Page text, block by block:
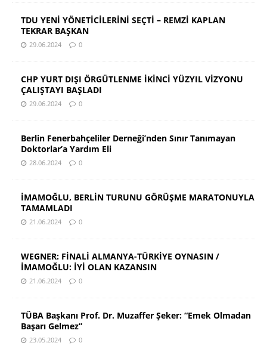
TDU YENİ YÖNETİCİLERİNİ SEÇTİ – REMZİ KAPLAN
TEKRAR BAŞKAN
29.06.2024 0
CHP YURT DIŞI ÖRGÜTLENME İKİNCİ YÜZYIL VİZYONU
ÇALIŞTAYI BAŞLADI
29.06.2024 0
Berlin Fenerbahçeliler Derneği’nden Sınır Tanımayan
Doktorlar’a Yardım Eli
28.06.2024 0
İMAMOĞLU, BERLİN TURUNU GÖRÜŞME MARATONUYLA
TAMAMLADI
21.06.2024 0
WEGNER: FİNALİ ALMANYA-TÜRKİYE OYNASIN /
İMAMOĞLU: İYİ OLAN KAZANSIN
21.06.2024 0
TÜBA Başkanı Prof. Dr. Muzaffer Şeker: “Emek Olmadan
Başarı Gelmez”
23.05.2024 0